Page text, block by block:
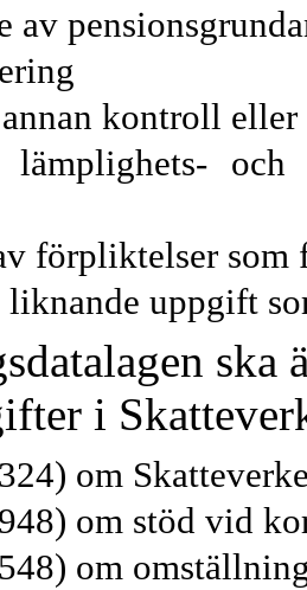
av
kontroll eller
och
förpliktelser som
liknande uppgift
i
om
om stöd vid
om